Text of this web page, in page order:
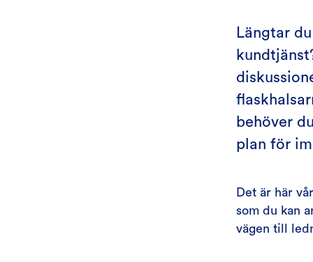
Längtar
behöver
plan för
Det är här
som du kan
vägen till